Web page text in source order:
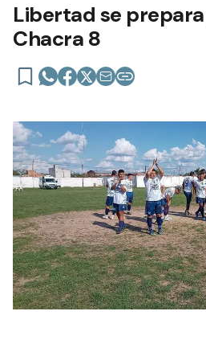
Libertad se
Chacra 8